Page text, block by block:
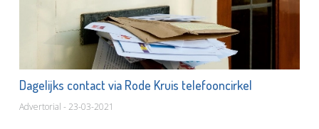
Dagelijks contact via Rode Kruis telefooncirkel
Advertorial - 23-03-2021